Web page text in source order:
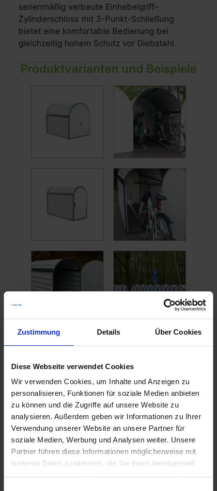
Zustimmung Details Über Cookies
Diese Webseite verwendet Cookies
Wir verwenden Cookies, um Inhalte und Anzeigen zu
personalisieren, Funktionen für soziale Medien anbieten
zu können und die Zugriffe auf unsere Website zu
analysieren. Außerdem geben wir Informationen zu Ihrer
Verwendung unserer Website an unsere Partner für
soziale Medien, Werbung und Analysen weiter. Unsere
Partner führen diese Informationen möglicherweise mit
weiteren Daten zusammen, die Sie ihnen bereitgestellt
serienmäßig verbaute Einhebelgriff-
Zylinderschloss mit 3-Punkt-Schließung
bietet eine komfortable Bedienung bei
gleichzeitig hohem Schutz vor Diebstahl.
Produktvarianten und Beispiele
Vorteile
Vorteile der Fahrradbox Bike
Box Round